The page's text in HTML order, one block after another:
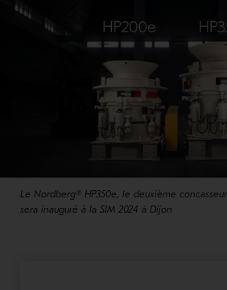
Le Nordberg® HP350e, le deuxième
sera inauguré à la SIM 2024 à Dijon